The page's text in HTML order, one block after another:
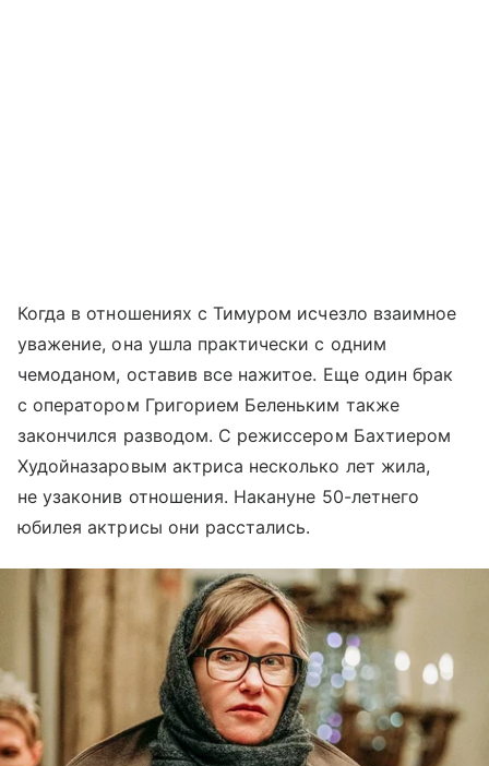
Когда в отношениях с Тимуром исчезло взаимное
уважение, она ушла практически с одним
чемоданом, оставив все нажитое. Еще один брак
с оператором Григорием Беленьким также
закончился разводом. С режиссером Бахтиером
Худойназаровым актриса несколько лет жила,
не узаконив отношения. Накануне 50-летнего
юбилея актрисы они расстались.